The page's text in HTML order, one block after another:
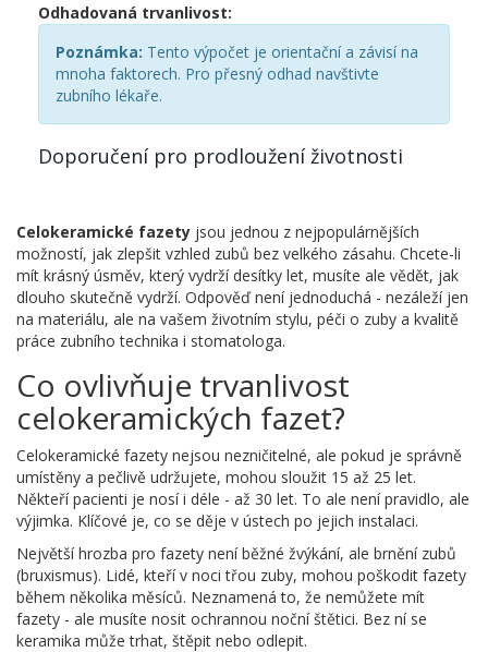
Odhadovaná trvanlivost:
Poznámka: Tento výpočet je orientační a závisí na
mnoha faktorech. Pro přesný odhad navštivte
zubního lékaře.
Doporučení pro prodloužení životnosti
Celokeramické fazety jsou jednou z nejpopulárnějších
možností, jak zlepšit vzhled zubů bez velkého zásahu. Chcete-li
mít krásný úsměv, který vydrží desítky let, musíte ale vědět, jak
dlouho skutečně vydrží. Odpověď není jednoduchá - nezáleží jen
na materiálu, ale na vašem životním stylu, péči o zuby a kvalitě
práce zubního technika i stomatologa.
Co ovlivňuje trvanlivost
celokeramických fazet?
Celokeramické fazety nejsou nezničitelné, ale pokud je správně
umístěny a pečlivě udržujete, mohou sloužit 15 až 25 let.
Někteří pacienti je nosí i déle - až 30 let. To ale není pravidlo, ale
výjimka. Klíčové je, co se děje v ústech po jejich instalaci.
Největší hrozba pro fazety není běžné žvýkání, ale brnění zubů
(bruxismus). Lidé, kteří v noci třou zuby, mohou poškodit fazety
během několika měsíců. Neznamená to, že nemůžete mít
fazety - ale musíte nosit ochrannou noční štětici. Bez ní se
keramika může trhat, štěpit nebo odlepit.